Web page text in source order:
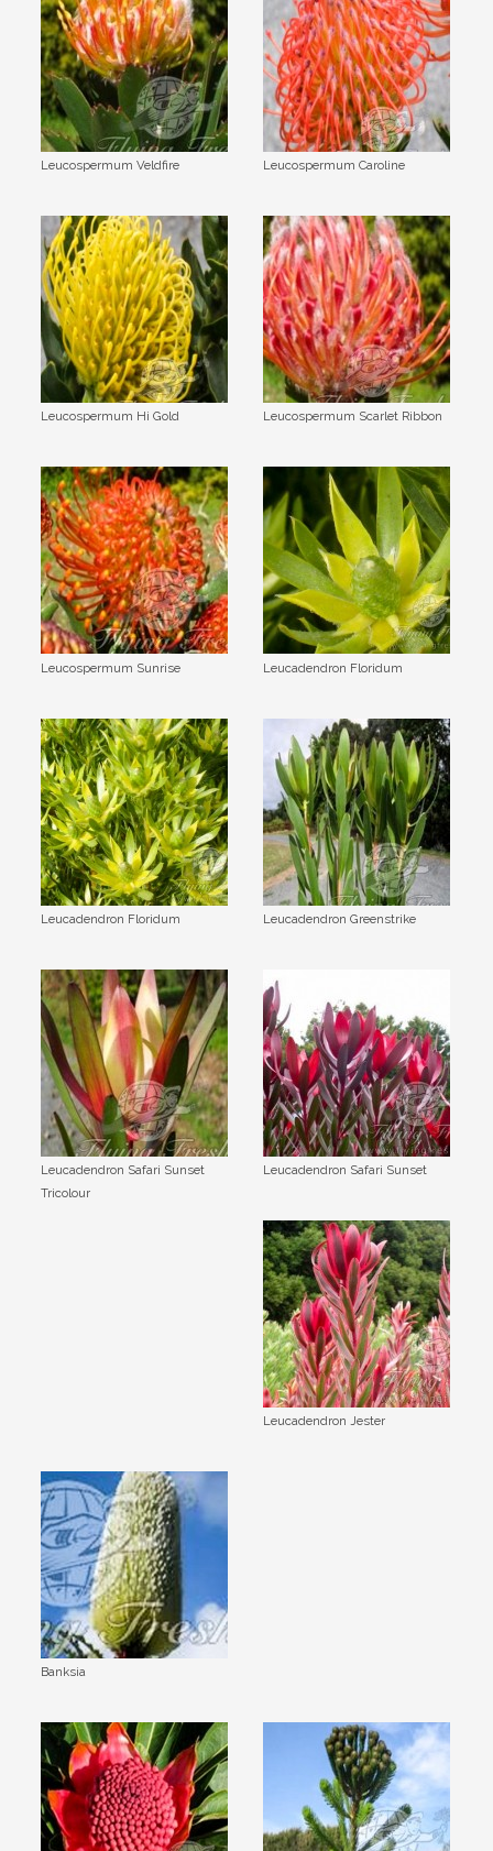
Leucospermum Veldfire Leucospermum Caroline
Leucospermum Hi Gold Leucospermum Scarlet Ribbon
Leucospermum Sunrise Leucadendron Floridum
Leucadendron Floridum Leucadendron Greenstrike
Leucadendron Safari Sunset
Tricolour
Leucadendron Safari Sunset
Leucadendron Jester
Banksia